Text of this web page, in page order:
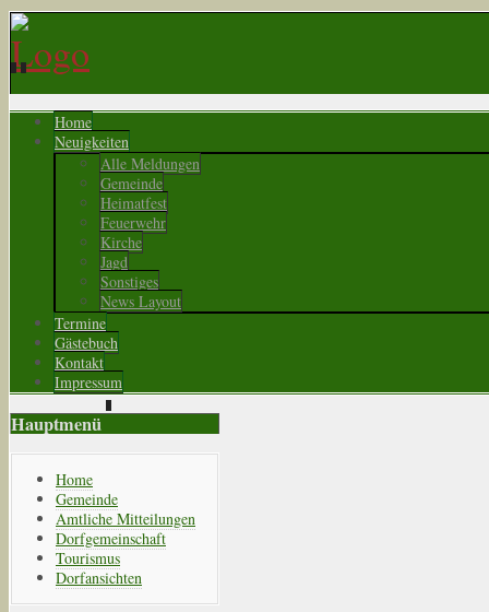
Home
Neuigkeiten
Alle Meldungen
Gemeinde
Heimatfest
Feuerwehr
Kirche
Jagd
Sonstiges
News Layout
Termine
Gästebuch
Kontakt
Impressum
Hauptmenü
Home
Gemeinde
Amtliche Mitteilungen
Dorfgemeinschaft
Tourismus
Dorfansichten